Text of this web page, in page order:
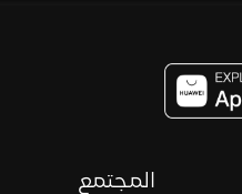
المجتمع